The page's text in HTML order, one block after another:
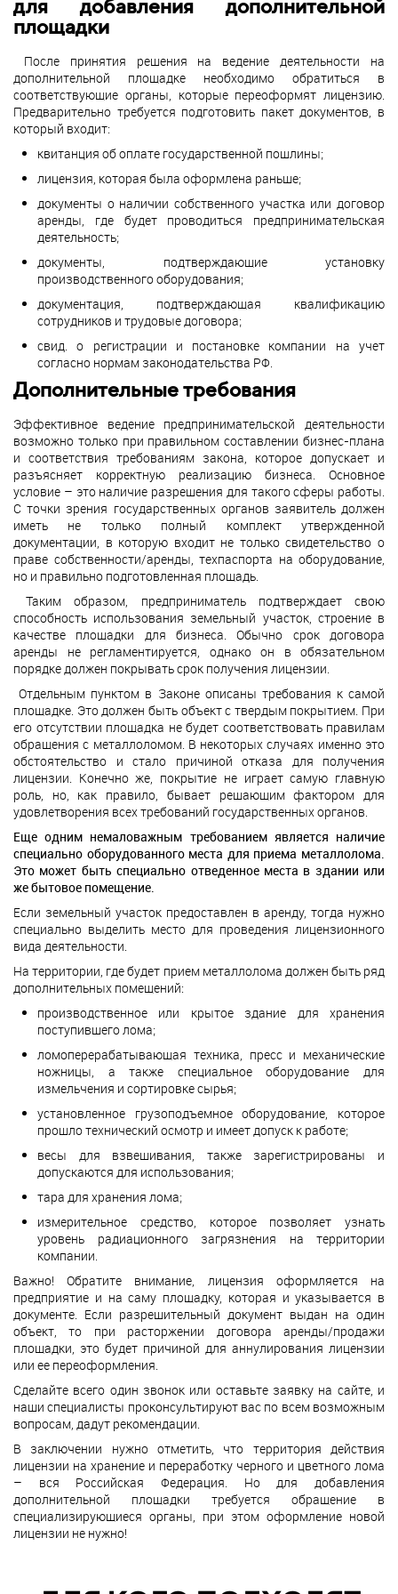
для добавления дополнительной
площадки
После принятия решения на ведение деятельности на
дополнительной площадке необходимо обратиться в
соответствующие органы, которые переоформят лицензию.
Предварительно требуется подготовить пакет документов, в
который входит:
квитанция об оплате государственной пошлины;
лицензия, которая была оформлена раньше;
документы о наличии собственного участка или договор
аренды, где будет проводиться предпринимательская
деятельность;
документы, подтверждающие установку
производственного оборудования;
документация, подтверждающая квалификацию
сотрудников и трудовые договора;
свид. о регистрации и постановке компании на учет
согласно нормам законодательства РФ.
Дополнительные требования
Эффективное ведение предпринимательской деятельности
возможно только при правильном составлении бизнес-плана
и соответствия требованиям закона, которое допускает и
разъясняет корректную реализацию бизнеса. Основное
условие – это наличие разрешения для такого сферы работы.
С точки зрения государственных органов заявитель должен
иметь не только полный комплект утвержденной
документации, в которую входит не только свидетельство о
праве собственности/аренды, техпаспорта на оборудование,
но и правильно подготовленная площадь.
Таким образом, предприниматель подтверждает свою
способность использования земельный участок, строение в
качестве площадки для бизнеса. Обычно срок договора
аренды не регламентируется, однако он в обязательном
порядке должен покрывать срок получения лицензии.
Отдельным пунктом в Законе описаны требования к самой
площадке. Это должен быть объект с твердым покрытием. При
его отсутствии площадка не будет соответствовать правилам
обращения с металлоломом. В некоторых случаях именно это
обстоятельство и стало причиной отказа для получения
лицензии. Конечно же, покрытие не играет самую главную
роль, но, как правило, бывает решающим фактором для
удовлетворения всех требований государственных органов.
Еще одним немаловажным требованием является наличие
специально оборудованного места для приема металлолома.
Это может быть специально отведенное места в здании или
же бытовое помещение.
Если земельный участок предоставлен в аренду, тогда нужно
специально выделить место для проведения лицензионного
вида деятельности.
На территории, где будет прием металлолома должен быть ряд
дополнительных помещений:
производственное или крытое здание для хранения
поступившего лома;
ломоперерабатывающая техника, пресс и механические
ножницы, а также специальное оборудование для
измельчения и сортировке сырья;
установленное грузоподъемное оборудование, которое
прошло технический осмотр и имеет допуск к работе;
весы для взвешивания, также зарегистрированы и
допускаются для использования;
тара для хранения лома;
измерительное средство, которое позволяет узнать
уровень радиационного загрязнения на территории
компании.
Важно! Обратите внимание, лицензия оформляется на
предприятие и на саму площадку, которая и указывается в
документе. Если разрешительный документ выдан на один
объект, то при расторжении договора аренды/продажи
площадки, это будет причиной для аннулирования лицензии
или ее переоформления.
Сделайте всего один звонок или оставьте заявку на сайте, и
наши специалисты проконсультируют вас по всем возможным
вопросам, дадут рекомендации.
В заключении нужно отметить, что территория действия
лицензии на хранение и переработку черного и цветного лома
– вся Российская Федерация. Но для добавления
дополнительной площадки требуется обращение в
специализирующиеся органы, при этом оформление новой
лицензии не нужно!